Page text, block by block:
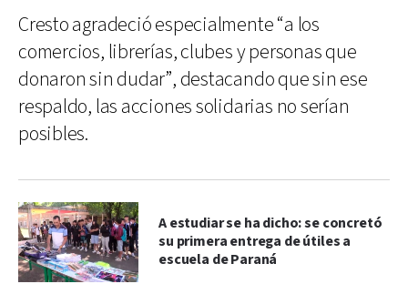
Cresto agradeció especialmente “a los
comercios, librerías, clubes y personas que
donaron sin dudar”, destacando que sin ese
respaldo, las acciones solidarias no serían
posibles.
A estudiar se ha dicho: se concretó
su primera entrega de útiles a
escuela de Paraná